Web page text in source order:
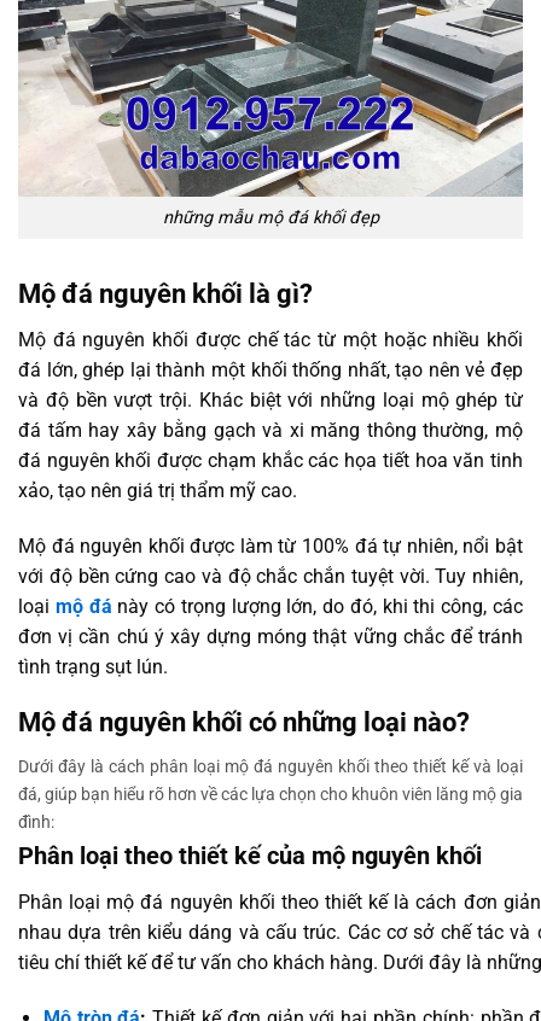
những mẫu mộ đá khối đẹp
Mộ đá nguyên khối là gì?
Mộ đá nguyên khối được chế tác từ một hoặc nhiều khối
đá lớn, ghép lại thành một khối thống nhất, tạo nên vẻ đẹp
và độ bền vượt trội. Khác biệt với những loại mộ ghép từ
đá tấm hay xây bằng gạch và xi măng thông thường, mộ
đá nguyên khối được chạm khắc các họa tiết hoa văn tinh
xảo, tạo nên giá trị thẩm mỹ cao.
Mộ đá nguyên khối được làm từ 100% đá tự nhiên, nổi bật
với độ bền cứng cao và độ chắc chắn tuyệt vời. Tuy nhiên,
loại mộ đá này có trọng lượng lớn, do đó, khi thi công, các
đơn vị cần chú ý xây dựng móng thật vững chắc để tránh
tình trạng sụt lún.
Mộ đá nguyên khối có những loại nào?
Dưới đây là cách phân loại mộ đá nguyên khối theo thiết kế và loại
đá, giúp bạn hiểu rõ hơn về các lựa chọn cho khuôn viên lăng mộ gia
đình:
Phân loại theo thiết kế của mộ nguyên khối
Phân loại mộ đá nguyên khối theo thiết kế là cách đơn
nhau dựa trên kiểu dáng và cấu trúc. Các cơ sở chế tác
tiêu chí thiết kế để tư vấn cho khách hàng. Dưới đây là